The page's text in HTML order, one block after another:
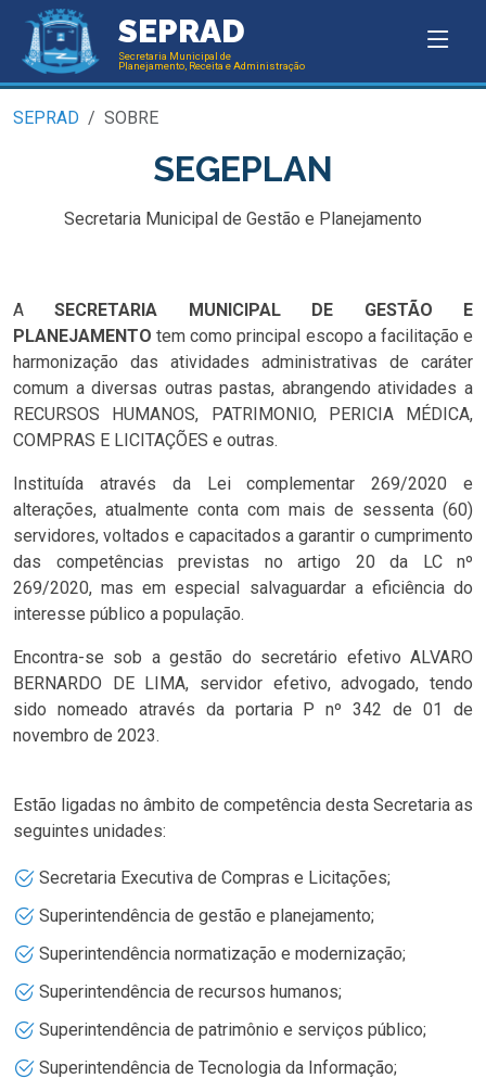
SEPRAD
Secretaria Municipal de
Planejamento, Receita e Administração
SEPRAD SOBRE
SEGEPLAN
Secretaria Municipal de Gestão e Planejamento
ASECRETARIA MUNICIPAL DE GESTÃO E
PLANEJAMENTO tem como principal escopo a facilitação e
harmonização das atividades administrativas de caráter
comum a diversas outras pastas, abrangendo atividades a
RECURSOS HUMANOS, PATRIMONIO, PERICIA MÉDICA,
COMPRAS E LICITAÇÕES e outras.
Instituída através da Lei complementar 269/2020 e
alterações, atualmente conta com mais de sessenta (60)
servidores, voltados e capacitados a garantir o cumprimento
das competências previstas no artigo 20 da LC nº
269/2020, mas em especial salvaguardar a eficiência do
interesse público a população.
Encontra-se sob a gestão do secretário efetivo ALVARO
BERNARDO DE LIMA, servidor efetivo, advogado, tendo
sido nomeado através da portaria P nº 342 de 01 de
novembro de 2023.
Estão ligadas no âmbito de competência desta Secretaria as
seguintes unidades:
Secretaria Executiva de Compras e Licitações;
Superintendência de gestão e planejamento;
Superintendência normatização e modernização;
Superintendência de recursos humanos;
Superintendência de patrimônio e serviços público;
Superintendência de Tecnologia da Informação;